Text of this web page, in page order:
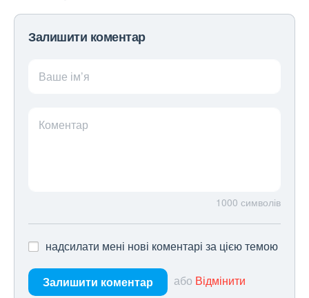
Залишити коментар
Ваше ім’я
Коментар
1000 символів
надсилати мені нові коментарі за цією темою
Залишити коментар або Відмінити